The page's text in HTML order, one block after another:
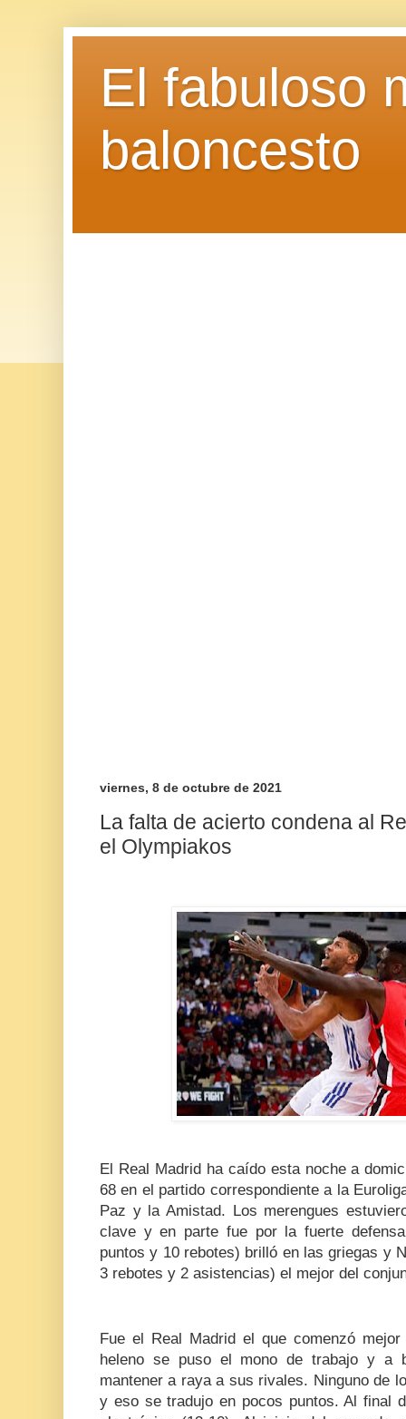
El fabuloso
baloncesto
viernes, 8 de octubre de 2021
La falta de acierto condena al
el Olympiakos
El Real Madrid ha caído esta noche a
68 en el partido correspondiente a la
Paz y la Amistad. Los merengues
clave y en parte fue por la fuerte
puntos y 10 rebotes) brilló en las griegas y
3 rebotes y 2 asistencias) el mejor del
Fue el Real Madrid el que comenzó
heleno se puso el mono de trabajo y a
mantener a raya a sus rivales. Ninguno de
y eso se tradujo en pocos puntos. Al final